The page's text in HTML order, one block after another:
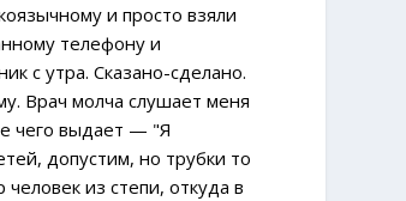
и просто взяли
телефону и
с утра. Сказано-сделано.
Врач молча слушает меня
чего выдает — "Я
допустим, но трубки то
из степи, откуда в